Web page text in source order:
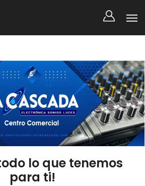
lo que tenemos
para ti!